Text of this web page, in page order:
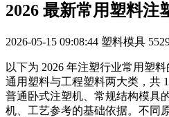
2026 最新常用塑料注
2026-05-15 09:08:44 塑料模具
以下为 2026 年注塑行业常用塑
通用塑料与工程塑料两大类，共
普通卧式注塑机、常规结构模具
机、工艺参考的基础依据。不同